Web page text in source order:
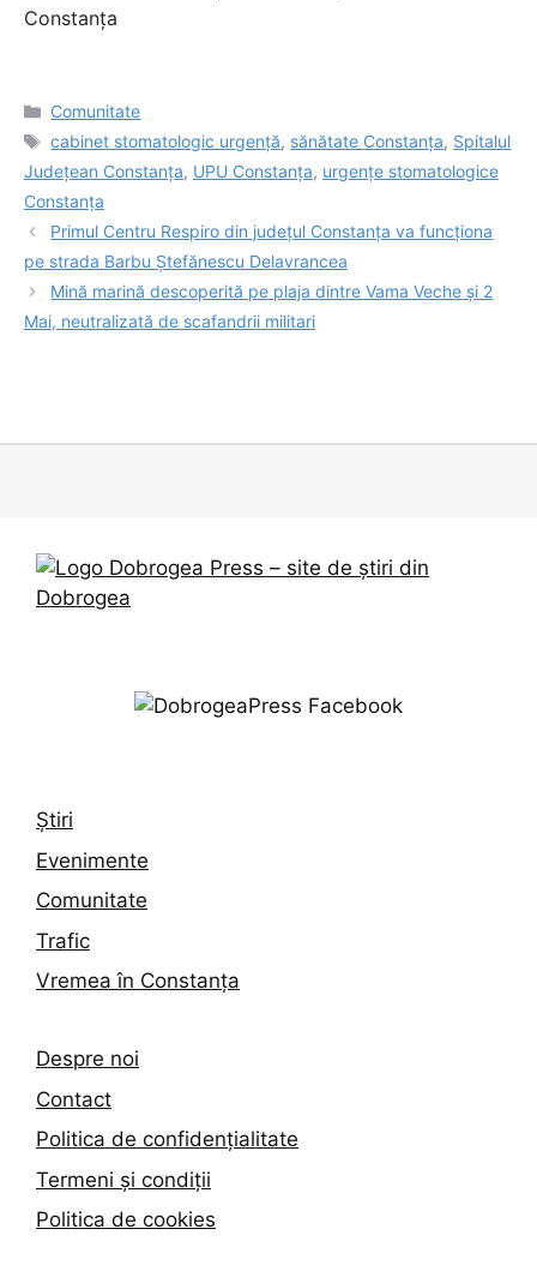
Constanța
Categorii
Comunitate
Etichete
cabinet stomatologic urgență, sănătate Constanța, Spitalul
Județean Constanța, UPU Constanța, urgențe stomatologice
Constanța
Primul Centru Respiro din județul Constanța va funcționa
pe strada Barbu Ștefănescu Delavrancea
Mină marină descoperită pe plaja dintre Vama Veche și 2
Mai, neutralizată de scafandrii militari
Știri
Evenimente
Comunitate
Trafic
Vremea în Constanța
Despre noi
Contact
Politica de confidențialitate
Termeni și condiții
Politica de cookies